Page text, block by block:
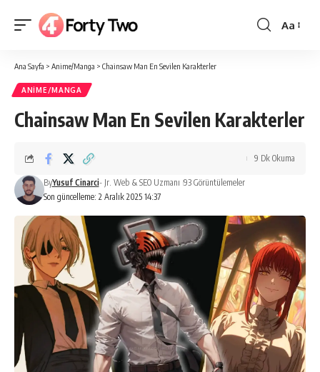
Yazı
Aa
Ana Sayfa > Anime/Manga > Chainsaw Man En Sevilen Karakterler
ANIME/MANGA
Chainsaw Man En Sevilen Karakterler
Son güncelleme: 2 Aralık 2025 14:37
ByYusuf Cinarci- Jr. Web & SEO Uzmanı 93 Görüntülemeler
9 Dk Okuma